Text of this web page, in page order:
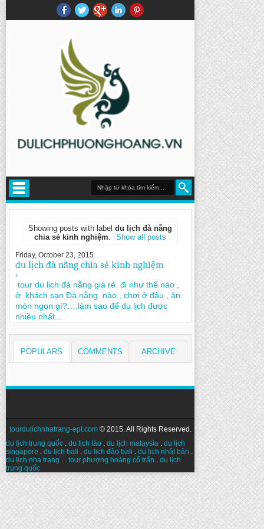
Showing posts with label du lịch đà nẵng
chia sẻ kinh nghiệm
Show all posts
Friday, October 23, 2015
du lịch đà nẵng chia sẻ kinh nghiệm
›
tour du lịch đà nẵng giá rẻ đi như thế nào ,
ở khách sạn Đà nẵng nào , chơi ở đâu , ăn
món ngon gì?….làm sao để du lịch được
nhiều nhất...
POPULARS COMMENTS ARCHIVE
tourdulichnhatrang-ept.com© 2015. All Rights Reserved.
du lịch trung quốc . du lịch lào . du lịch malaysia . du lịch
singapore . du lịch bali . du lịch đảo bali . du lịch nhật bản .
du lịch nha trang . . tour phượng hoàng cổ trấn . du lịch
trung quốc